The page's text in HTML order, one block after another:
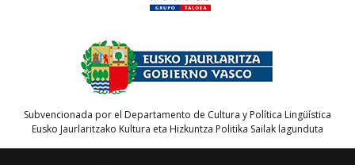
Subvencionada por el Departamento de Cultura y Política Lingüística
Eusko Jaurlaritzako Kultura eta Hizkuntza Politika Sailak lagunduta